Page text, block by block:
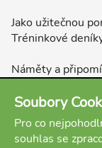
Jako užitečnou
Tréninkové
Náměty a
Přílohy:
Úkoly My-
Soubory
Pro co
souhlas se